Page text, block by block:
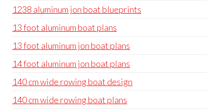
1238 aluminum jon boat blueprints
13 foot aluminum boat plans
13 foot aluminum jon boat plans
14 foot aluminum jon boat plans
140 cm wide rowing boat design
140 cm wide rowing boat plans